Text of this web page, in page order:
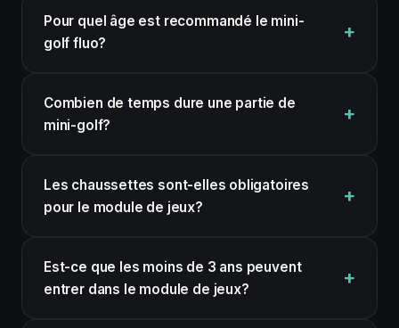
Pour quel âge est recommandé le mini-
golf fluo?
Combien de temps dure une partie de
mini-golf?
Les chaussettes sont-elles obligatoires
pour le module de jeux?
Est-ce que les moins de 3 ans peuvent
entrer dans le module de jeux?